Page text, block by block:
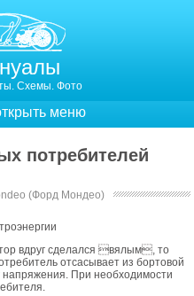
Схемы. Фото
меню
потребителей
(Форд Мондео)
вдруг сделался вялым, то
отсасывает из бортовой
При необходимости